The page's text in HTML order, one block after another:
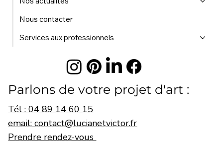
Parlons de votre projet d'art :
Tél : 04 89 14 60 15
email: contact@lucianetvictor.fr
Prendre rendez-vous
Nous contacter
Services aux professionnels